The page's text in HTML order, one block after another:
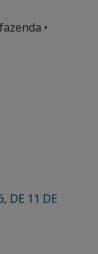
•
DE 11 DE